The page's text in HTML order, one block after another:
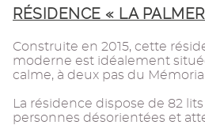
RÉSIDENCE « LA
Construite en 2015, cette
moderne est idéalement
calme, à deux pas du
La résidence dispose de 82
personnes désorientées et